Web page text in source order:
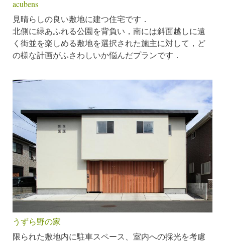
acubens
見晴らしの良い敷地に建つ住宅です．
北側に緑あふれる公園を背負い，南には斜面越しに遠
く街並を楽しめる敷地を選択された施主に対して，ど
の様な計画がふさわしいか悩んだプランです．
うずら野の家
限られた敷地内に駐車スペース、室内への採光を考慮